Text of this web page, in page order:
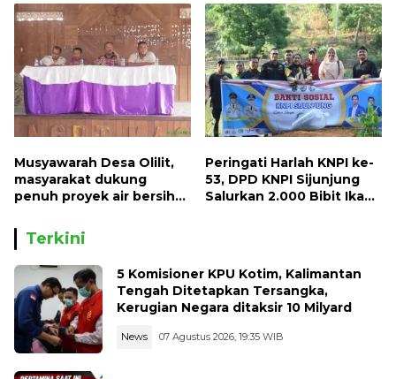
Bendera Merah Putih
Hidup
Musyawarah Desa Olilit,
masyarakat dukung
penuh proyek air bersih
Peringati Harlah KNPI ke-
53, DPD KNPI Sijunjung
Salurkan 2.000 Bibit Ikan
Terkini
5 Komisioner KPU Kotim, Kalimantan
Tengah Ditetapkan Tersangka,
Kerugian Negara ditaksir 10 Milyard
News 07 Agustus 2026, 19:35 WIB